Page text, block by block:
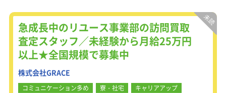
基本的に少人数で一つの生産ラインを
担当。幅広い業務で、広い知識と経験
が積めます。
【未経験でも大丈夫！】
未経験の方でもベテラン社員から機械
の使用方法などについて指導してもら
えるので安心です。
急成長中のリユース事業部の訪問買取
査定スタッフ／未経験から月給25万円
以上★全国規模で募集中
株式会社GRACE
コミュニケーション多め 寮・社宅
キャリアアップ